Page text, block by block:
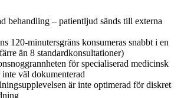
behandling – patientljud sänds till externa
120-minutersgräns konsumeras snabbt i en
än 8 standardkonsultationer)
för specialiserad medicinsk
väl dokumenterad
är inte optimerad för diskret